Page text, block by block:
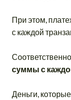
При этом,
с каждой
Соответственно,
суммы с
Деньги,